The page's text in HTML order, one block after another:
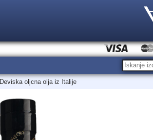
Deviska oljcna olja iz Italije